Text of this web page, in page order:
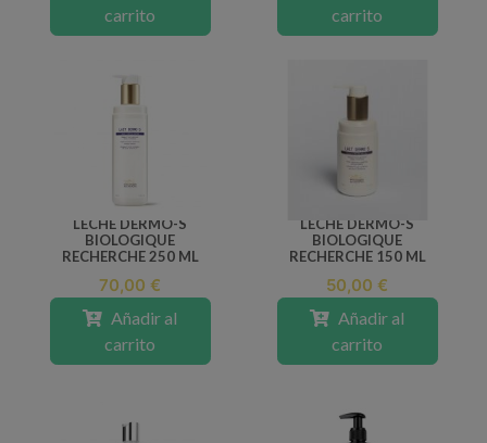
carrito
carrito
LECHE DERMO-S
BIOLOGIQUE
RECHERCHE 250 ML
70,00 €
Añadir al
carrito
LECHE DERMO-S
BIOLOGIQUE
RECHERCHE 150 ML
50,00 €
Añadir al
carrito